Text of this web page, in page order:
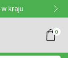
kraju
0